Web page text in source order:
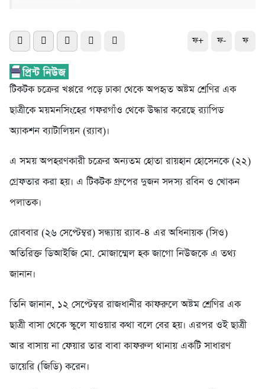
ফ+ ফ- ফ
টিকটক চক্রের খপ্পরে পড়ে ঢাকা থেকে অপহৃত অষ্টম শ্রেণির এক
ছাত্রীকে ময়মনসিংহের গফরগাঁও থেকে উদ্ধার করেছে র‌্যাপিড
অ্যাকশন ব্যাটালিয়ন (র‌্যাব)।
এ সময় অপহরণকারী চক্রের অন্যতম হোতা রায়হান হোসেনকে (২২)
গ্রেফতার করা হয়। এ টিকটক গ্রুপের দুজন সদস্য রবিন ও খোকন
পলাতক।
রোববার (২৬ সেপ্টেম্বর) সন্ধ্যায় র‌্যাব-৪ এর অধিনায়ক (সিও)
অতিরিক্ত ডিআইজি মো. মোজাম্মেল হক জাগো নিউজকে এ তথ্য
জানান।
তিনি জানান, ১২ সেপ্টেম্বর রাজধানীর কাফরুলে অষ্টম শ্রেণির এক
ছাত্রী বাসা থেকে স্কুলে যাওয়ার কথা বলে বের হয়। এরপর ওই ছাত্রী
আর বাসায় না ফেয়ার তার বাবা কাফরুল থানায় একটি সাধারণ
ডায়েরি (জিডি) করেন।